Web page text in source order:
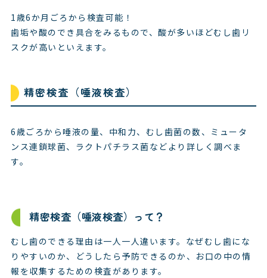
1歳6か月ごろから検査可能！
歯垢や酸のでき具合をみるもので、酸が多いほどむし歯リ
スクが高いといえます。
精密検査（唾液検査）
6歳ごろから唾液の量、中和力、むし歯菌の数、ミュータ
ンス連鎖球菌、ラクトパチラス菌などより詳しく調べま
す。
精密検査（唾液検査）って？
むし歯のできる理由は一人一人違います。なぜむし歯にな
りやすいのか、どうしたら予防できるのか、お口の中の情
報を収集するための検査があります。